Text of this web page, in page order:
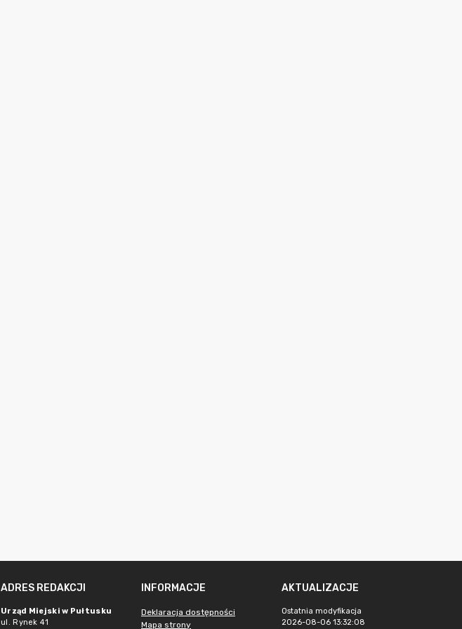
ADRES REDAKCJI
Urząd Miejski w Pułtusku
ul. Rynek 41
INFORMACJE
Deklaracja dostępności
Mapa strony
AKTUALIZACJE
Ostatnia modyfikacja
2026-08-06 13:32:08